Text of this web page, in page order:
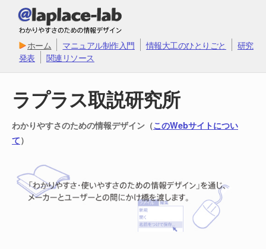
ホーム マニュアル制作入門 情報大工のひとりごと
研究
発表
関連リソース
ラプラス取説研究所
わかりやすさのための情報デザイン（このWebサイトについ
て）